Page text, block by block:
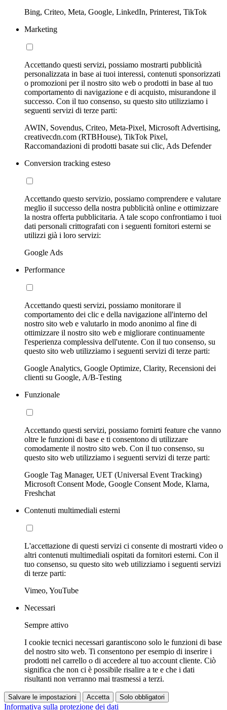
Bing, Criteo, Meta, Google, LinkedIn, Printerest, TikTok
Marketing
Accettando questi servizi, possiamo mostrarti pubblicità
personalizzata in base ai tuoi interessi, contenuti sponsorizzati
o promozioni per il nostro sito web o prodotti in base al tuo
comportamento di navigazione e di acquisto, misurandone il
successo. Con il tuo consenso, su questo sito utilizziamo i
seguenti servizi di terze parti:
AWIN, Sovendus, Criteo, Meta-Pixel, Microsoft Advertising,
creativecdn.com (RTBHouse), TikTok Pixel,
Raccomandazioni di prodotti basate sui clic, Ads Defender
Conversion tracking esteso
Accettando questo servizio, possiamo comprendere e valutare
meglio il successo della nostra pubblicità online e ottimizzare
la nostra offerta pubblicitaria. A tale scopo confrontiamo i tuoi
dati personali crittografati con i seguenti fornitori esterni se
utilizzi già i loro servizi:
Google Ads
Performance
Accettando questi servizi, possiamo monitorare il
comportamento dei clic e della navigazione all'interno del
nostro sito web e valutarlo in modo anonimo al fine di
ottimizzare il nostro sito web e migliorare continuamente
l'esperienza complessiva dell'utente. Con il tuo consenso, su
questo sito web utilizziamo i seguenti servizi di terze parti:
Google Analytics, Google Optimize, Clarity, Recensioni dei
clienti su Google, A/B-Testing
Funzionale
Accettando questi servizi, possiamo fornirti feature che vanno
oltre le funzioni di base e ti consentono di utilizzare
comodamente il nostro sito web. Con il tuo consenso, su
questo sito web utilizziamo i seguenti servizi di terze parti:
Google Tag Manager, UET (Universal Event Tracking)
Microsoft Consent Mode, Google Consent Mode, Klarna,
Freshchat
Contenuti multimediali esterni
L'accettazione di questi servizi ci consente di mostrarti video o
altri contenuti multimediali ospitati da fornitori esterni. Con il
tuo consenso, su questo sito web utilizziamo i seguenti servizi
di terze parti:
Vimeo, YouTube
Necessari
Sempre attivo
I cookie tecnici necessari garantiscono solo le funzioni di base
del nostro sito web. Ti consentono per esempio di inserire i
prodotti nel carrello o di accedere al tuo account cliente. Ciò
significa che non ci è possibile risalire a te e che i dati
risultanti non verranno mai trasmessi a terzi.
Salvare le impostazioni Accetta Solo obbligatori
Informativa sulla protezione dei dati